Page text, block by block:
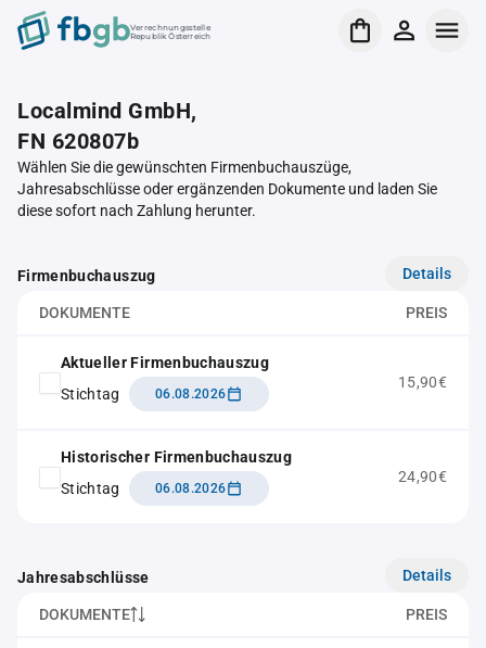
Verrechnungsstelle
Republik Österreich
Localmind GmbH,
FN 620807b
Wählen Sie die gewünschten Firmenbuchauszüge,
Jahresabschlüsse oder ergänzenden Dokumente und laden Sie
diese sofort nach Zahlung herunter.
Firmenbuchauszug Details
DOKUMENTE PREIS
Aktueller Firmenbuchauszug
Stichtag
06.08.2026
15,90€
Historischer Firmenbuchauszug
Stichtag
06.08.2026
24,90€
Jahresabschlüsse Details
DOKUMENTE PREIS